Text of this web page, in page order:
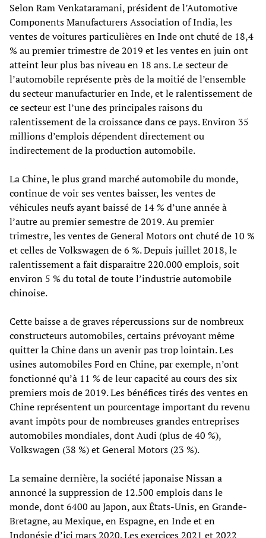
Selon Ram Venkataramani, président de l’Automotive
Components Manufacturers Association of India, les
ventes de voitures particulières en Inde ont chuté de 18,4
% au premier trimestre de 2019 et les ventes en juin ont
atteint leur plus bas niveau en 18 ans. Le secteur de
l’automobile représente près de la moitié de l’ensemble
du secteur manufacturier en Inde, et le ralentissement de
ce secteur est l’une des principales raisons du
ralentissement de la croissance dans ce pays. Environ 35
millions d’emplois dépendent directement ou
indirectement de la production automobile.
La Chine, le plus grand marché automobile du monde,
continue de voir ses ventes baisser, les ventes de
véhicules neufs ayant baissé de 14 % d’une année à
l’autre au premier semestre de 2019. Au premier
trimestre, les ventes de General Motors ont chuté de 10 %
et celles de Volkswagen de 6 %. Depuis juillet 2018, le
ralentissement a fait disparaitre 220.000 emplois, soit
environ 5 % du total de toute l’industrie automobile
chinoise.
Cette baisse a de graves répercussions sur de nombreux
constructeurs automobiles, certains prévoyant même
quitter la Chine dans un avenir pas trop lointain. Les
usines automobiles Ford en Chine, par exemple, n’ont
fonctionné qu’à 11 % de leur capacité au cours des six
premiers mois de 2019. Les bénéfices tirés des ventes en
Chine représentent un pourcentage important du revenu
avant impôts pour de nombreuses grandes entreprises
automobiles mondiales, dont Audi (plus de 40 %),
Volkswagen (38 %) et General Motors (23 %).
La semaine dernière, la société japonaise Nissan a
annoncé la suppression de 12.500 emplois dans le
monde, dont 6400 au Japon, aux États-Unis, en Grande-
Bretagne, au Mexique, en Espagne, en Inde et en
Indonésie d’ici mars 2020. Les exercices 2021 et 2022